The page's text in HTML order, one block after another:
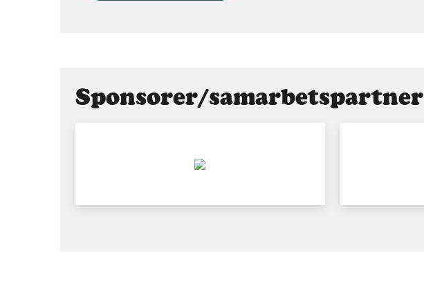
Sponsorer/samarbetspartner